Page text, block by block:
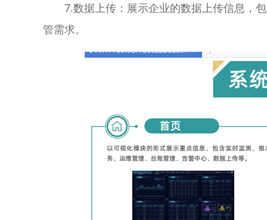
7.数据上传：展示企业的数据上传信息，
管需求。